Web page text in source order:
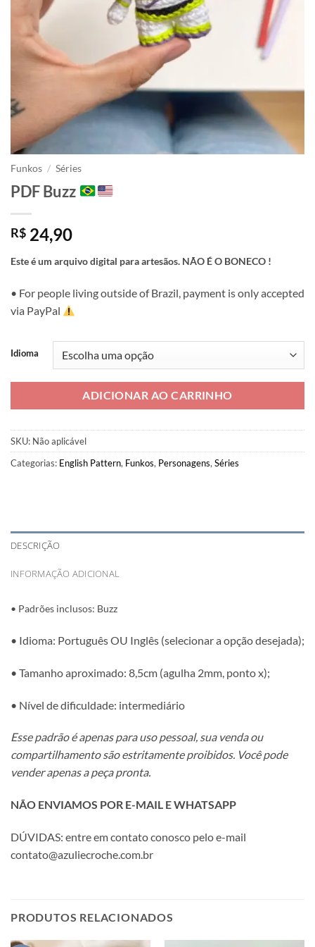
Funkos / Séries
PDF Buzz
R$ 24,90
Este é um arquivo digital para artesãos. NÃO É O BONECO !
• For people living outside of Brazil, payment is only accepted
via PayPal
Idioma
ADICIONAR AO CARRINHO
SKU: Não aplicável
Categorias: English Pattern, Funkos, Personagens, Séries
DESCRIÇÃO
INFORMAÇÃO ADICIONAL
• Padrões inclusos: Buzz
• Idioma: Português OU Inglês (selecionar a opção desejada);
• Tamanho aproximado: 8,5cm (agulha 2mm, ponto x);
• Nível de dificuldade: intermediário
Esse padrão é apenas para uso pessoal, sua venda ou
compartilhamento são estritamente proibidos. Você pode
vender apenas a peça pronta.
NÃO ENVIAMOS POR E-MAIL E WHATSAPP
DÚVIDAS: entre em contato conosco pelo e-mail
contato@azuliecroche.com.br
PRODUTOS RELACIONADOS